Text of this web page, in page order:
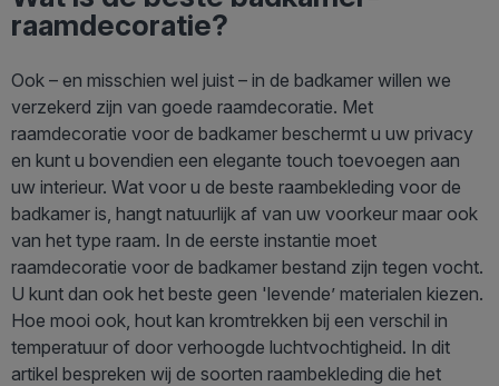
raamdecoratie?
Ook – en misschien wel juist – in de badkamer willen we
verzekerd zijn van goede raamdecoratie. Met
raamdecoratie voor de badkamer beschermt u uw privacy
en kunt u bovendien een elegante touch toevoegen aan
uw interieur. Wat voor u de beste raambekleding voor de
badkamer is, hangt natuurlijk af van uw voorkeur maar ook
van het type raam. In de eerste instantie moet
raamdecoratie voor de badkamer bestand zijn tegen vocht.
U kunt dan ook het beste geen 'levende’ materialen kiezen.
Hoe mooi ook, hout kan kromtrekken bij een verschil in
temperatuur of door verhoogde luchtvochtigheid. In dit
artikel bespreken wij de soorten raambekleding die het